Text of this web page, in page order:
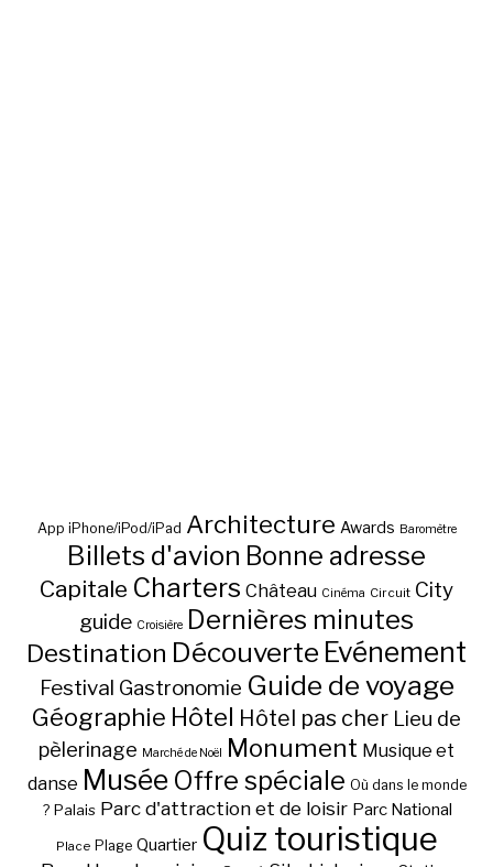
App iPhone/iPod/iPad Architecture Awards Baromètre
Billets d'avion Bonne adresse
Capitale Charters Château Cinéma Circuit City
guide Croisière Dernières minutes
Destination Découverte Evénement
Festival Gastronomie Guide de voyage
Géographie Hôtel Hôtel pas cher Lieu de
pèlerinage Marché de Noël Monument Musique et
danse Musée Offre spéciale Où dans le monde
? Palais Parc d'attraction et de loisir Parc National
Place Plage Quartier Quiz touristique